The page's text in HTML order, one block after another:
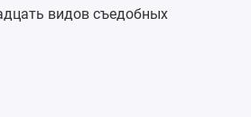
видов съедобных